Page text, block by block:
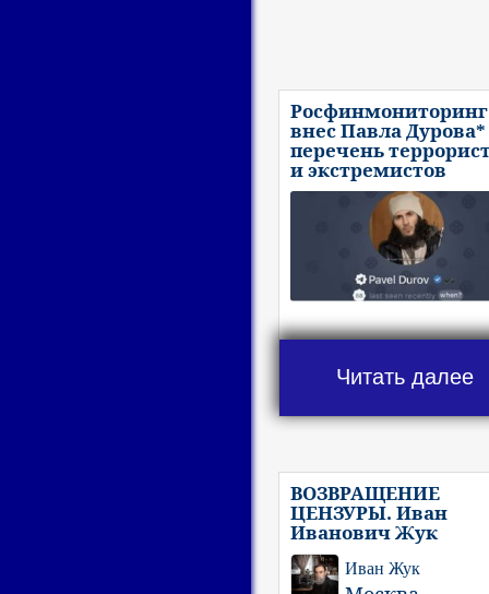
Росфинмониторинг
внес Павла
перечень
и экстремистов
Читать далее
ВОЗВРАЩЕНИЕ
ЦЕНЗУРЫ. Иван
Иванович Жук
Иван Жук